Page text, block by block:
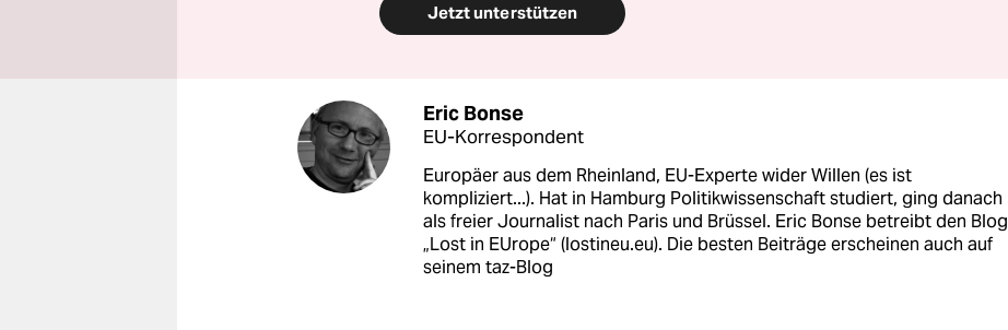
Jetzt unterstützen
Eric Bonse
EU-Korrespondent
Europäer aus dem Rheinland, EU-Experte wider Willen (es ist
kompliziert...). Hat in Hamburg Politikwissenschaft studiert, ging danach
als freier Journalist nach Paris und Brüssel. Eric Bonse betreibt den Blog
„Lost in EUrope“ (lostineu.eu). Die besten Beiträge erscheinen auch auf
seinem taz-Blog